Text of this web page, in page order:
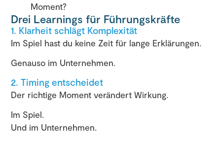
Moment?
Drei Learnings für Führungskräfte
1. Klarheit schlägt Komplexität
Im Spiel hast du keine Zeit für lange Erklärungen.
Genauso im Unternehmen.
2. Timing entscheidet
Der richtige Moment verändert Wirkung.
Im Spiel.
Und im Unternehmen.